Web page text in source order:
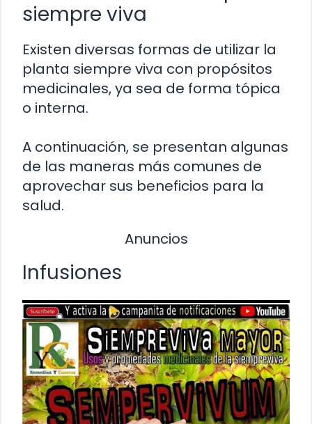
siempre viva
Existen diversas formas de utilizar la
planta siempre viva con propósitos
medicinales, ya sea de forma tópica
o interna.
A continuación, se presentan algunas
de las maneras más comunes de
aprovechar sus beneficios para la
salud.
Anuncios
Infusiones